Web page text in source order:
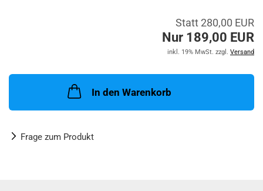
Statt 280,00 EUR
Nur 189,00 EUR
inkl. 19% MwSt. zzgl. Versand
In den Warenkorb
Frage zum Produkt